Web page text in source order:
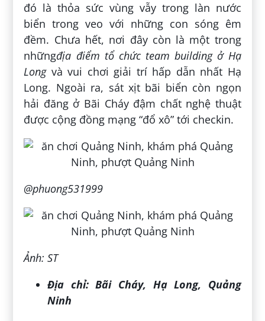
đó là thỏa sức vùng vẫy trong làn nước
biển trong veo với những con sóng êm
đềm. Chưa hết, nơi đây còn là một trong
nhữngđịa điểm tổ chức team building ở Hạ
Longvà vui chơi giải trí hấp dẫn nhất Hạ
Long. Ngoài ra, sát xịt bãi biển còn ngọn
hải đăng ở Bãi Cháy đậm chất nghệ thuật
được cộng đồng mạng “đổ xô” tới checkin.
@phuong531999
Ảnh: ST
Địa chỉ:Bãi Cháy, Hạ Long, Quảng
Ninh